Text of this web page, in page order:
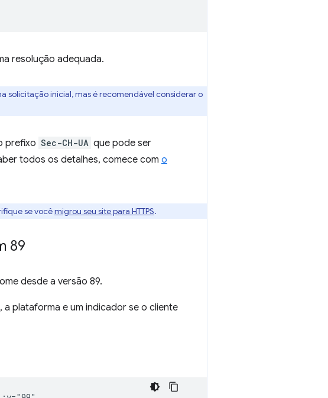
resolução adequada.
solicitação inicial, mas é recomendável considerar o
prefixo Sec-CH-UA que pode ser
todos os detalhes, comece com o
se vocêmigrou seu site para HTTPS.
89
desde a versão 89.
plataforma e um indicador se o cliente